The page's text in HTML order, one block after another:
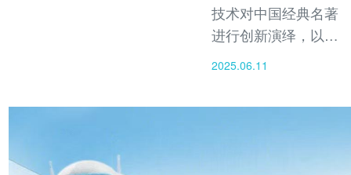
技术对中国经典名著
进行创新演绎，以悦
灵犀AI多模态应用为
2025.06.11